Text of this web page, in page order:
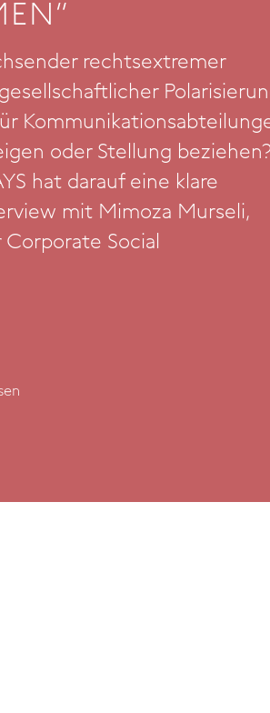
rechtsextremer
oder Stellung beziehen?
hat darauf eine klare
mit Mimoza Murseli,
Social